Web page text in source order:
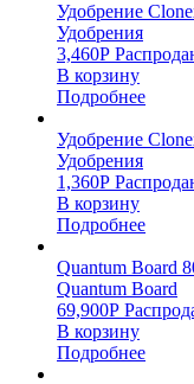
Удобрение
Удобрения
3,460Р
В корзину
Подробнее
Удобрение
Удобрения
1,360Р
В корзину
Подробнее
Quantum Board
Quantum Board
69,900Р
В корзину
Подробнее